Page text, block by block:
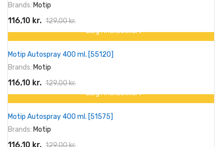
Brands: Motip
116,10 kr. 129,00 kr.
På tilbud!
-10%
+ Læg I Indkøbskurv
Motip Autospray 400 ml. [55120]
Brands: Motip
116,10 kr. 129,00 kr.
På tilbud!
-10%
+ Læg I Indkøbskurv
Motip Autospray 400 ml. [51575]
Brands: Motip
116,10 kr. 129,00 kr.